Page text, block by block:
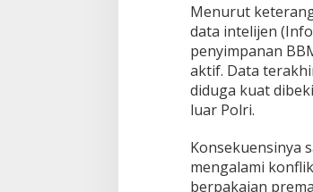
a
n
g
B
B
M
I
g
a
l
Menurut
data intelijen
penyimpanan
aktif. Data
diduga kuat
luar Polri.
Konsekuensinya
mengalami
berpakaian